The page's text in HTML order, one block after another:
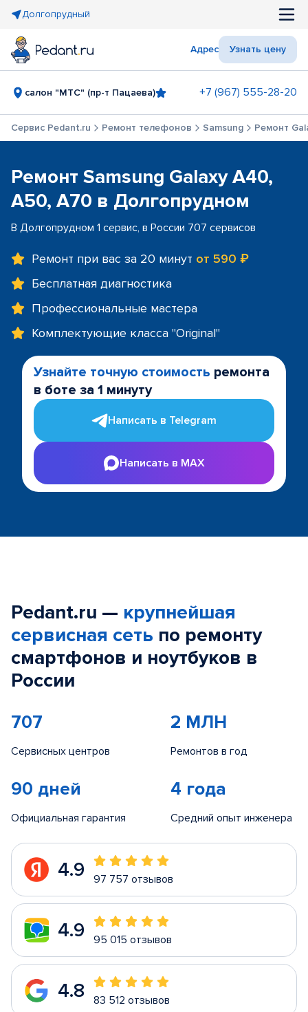
Долгопрудный
Адрес Узнать цену
салон "МТС" (пр-т Пацаева) +7 (967) 555-28-20
Сервис Pedant.ru Ремонт телефонов Samsung Ремонт
Ремонт Samsung Galaxy A40,
A50, A70 в Долгопрудном
В Долгопрудном 1 сервис, в России 707 сервисов
Ремонт при вас за 20 минут от 590 ₽
Бесплатная диагностика
Профессиональные мастера
Комплектующие класса "Original"
Узнайте точную стоимость ремонта
в боте за 1 минуту
Написать в Telegram
Написать в MAX
Pedant.ru — крупнейшая
сервисная сеть по ремонту
смартфонов и ноутбуков в
России
707
Сервисных центров
2 МЛН
Ремонтов в год
90 дней
Официальная гарантия
4 года
Средний опыт инженера
4.9 97 757 отзывов
4.9 95 015 отзывов
4.8 83 512 отзывов